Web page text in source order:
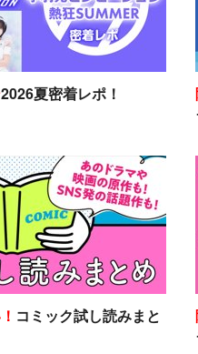
2026夏密着レポ！
コミック試し読みまと